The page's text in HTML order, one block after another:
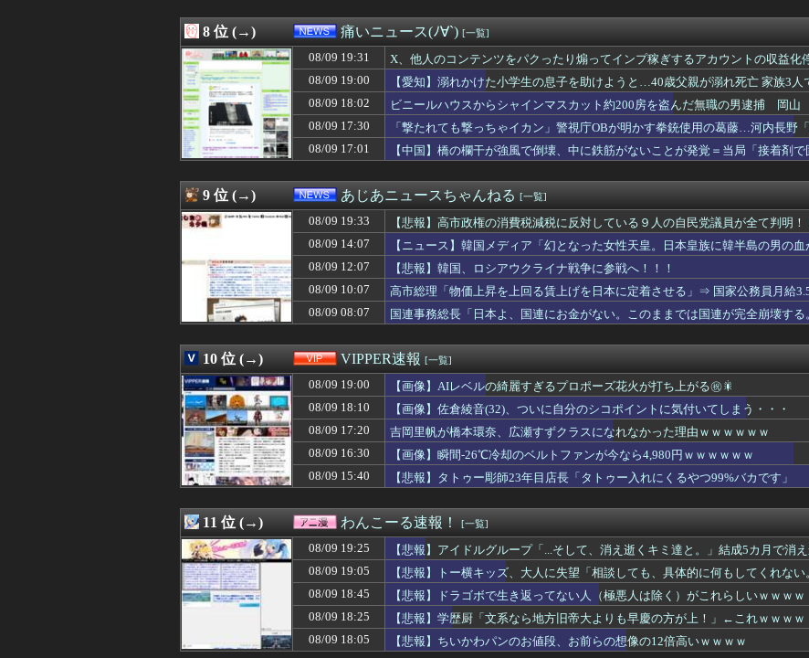
08/09 19:00
アメリカの共和党内でブリトー内戦が勃発ｗｗｗｗｗｗｗ
08/09 19:00
【悲報】日本人、もはや何も欲しがらなくなるｗｗｗｗｗｗｗｗｗｗｗｗｗｗｗｗｗｗ...
08/09 19:00
【朗報】イオンでカップヌ－ドル詰め放題ｗｗｗｗｗｗｗｗｗｗｗｗｗｗｗｗｗｗ
08/09 19:00
【消費税1%になったら】町のお弁当屋さん「申し訳ないがその分商品代を値上げして...
08/09 19:00
【百合】日曜夜のミミ×シーナ画像スレその7
08/09 19:00
『釣りゲー』って本物の釣りより釣れないから面白くないんだよな
08/09 19:00
【画像あり】速水もこみちが新オープンしたカフェ、サンドイッチ1つ「3000円」...
08/09 19:00
【画像】現在の佐藤璃果、大変なことになってるって...
08/09 19:00
旦那の精神が子供に近いことに気づいた。おじゃる丸を見て大爆笑してた
08/09 19:00
【台湾】長崎式典の参加者格下げ 席が「使節団区域外」と抗議 「中国に追従...
08/09 19:00
絵師「このイラストを描く過程をタイムラプスで動画にしました！」→とんでもないも...
08/09 19:00
【画像】キャミイの最新フィギュア(188,000円)、ガチで作り込みがエグすぎ...
【悲報】ファン付き作業着使用男性、熱中症で死亡 スポーツドリンクやゼリー飲料持...
【巨乳画像】日本一告白された黒嵜菜々子、おっぱい水着グラビアがエッチすぎるww...
08/09 18:57
なぜフランス人はこれほど日本が好きなのか？…中国ネット「中国と北朝鮮を除いて日...
08/09 18:57
【朗報】イチローさん、想像の5倍スーパースターだったｗｗｗｗｗｗｗｗｗｗｗｗｗ...
08/09 18:56
世界の繊維印刷・染色用添加剤市場、2032年には60億米ドル規模へ拡大予測 &...
08/09 18:56
株式会社UnReactがShopify向けECアプリ「UR:Compare＆S...
08/09 18:55
所得連動給付、公金受取口座登録者の申請不要…自治体の事務負担軽減へ 法整備検討...
08/09 18:52
【西武対ソフトバンク20回戦】西武の守備…
08/09 18:50
テスラ、26年中に日本の納車拠点を6割増 販売急増による混乱収拾へ
08/09 18:50
自転車屋でボッタクられた
08/09 18:49
【画像】MEGUMI(42)の爆乳、健在だったｗｗｗｗｗｗｗｗｗ
08/09 18:48
【悲報】Steamさん「オススメできません(300時間プレイ済)」←こういうレ...
08/09 18:47
Twitterにいる「サブカルなんでも雑語りおじさん」の正体ｗｗｗｗｗｗｗｗ
08/09 18:45
【画像】咲-Saki-、もうめちゃくちゃ
08/09 18:45
自転車屋でボッタクられた
08/09 18:45
【悲報】ドラゴボで生き返ってない人（極悪人は除く）がこれらしいｗｗｗｗ
08/09 18:43
世帯年収1000万「豊かな暮らしなんかできません！！！」
08/09 18:43
【悲報】ショートスリーパー堀、誹謗中傷を受けて突然泣き出すｗｗｗｗｗｗｗｗ
08/09 18:42
【朗報】X、既存の収益化プログラムを終了 インプレゾンビ死滅か
08/09 18:41
【画像】速水もこみちが新オープンしたカフェ、サンドイッチ1つ3000円wwww...
08/09 18:41
Amazon、楽天で見つけた特価品あれこれ
久しぶりに見た！相変わらず凄い針金アート！！！【乃木坂46】
【男と女】同棲してる彼氏に「生理用品をトイレに置くのやめてほしい。友達が遊びに...
08/09 18:40
【画像】マツダが黒字転換！！CX-5がバカ売れｗｗｗｗｗｗ
8 位 (→) 痛いニュース(ﾉ∀`) [一覧]
08/09 19:31
X、他人のコンテンツをパクったり煽ってインプ稼ぎするアカウントの収益化
08/09 19:00
【愛知】溺れかけた小学生の息子を助けようと…40歳父親が溺れ死亡 家族3
08/09 18:02
ビニールハウスからシャインマスカット約200房を盗んだ無職の男逮捕 岡山
08/09 17:30
「撃たれても撃っちゃイカン」警視庁OBが明かす拳銃使用の葛藤…河内長野
08/09 17:01
【中国】橋の欄干が強風で倒壊、中に鉄筋がないことが発覚＝当局「接着剤で
9 位 (→) あじあニュースちゃんねる [一覧]
08/09 19:33
【悲報】高市政権の消費税減税に反対している９人の自民党議員が全て判明
08/09 14:07
【ニュース】韓国メディア「幻となった女性天皇。日本皇族に韓半島の男の血
08/09 12:07
【悲報】韓国、ロシアウクライナ戦争に参戦へ！！！
08/09 10:07
高市総理「物価上昇を上回る賃上げを日本に定着させる」⇒ 国家公務員月給
08/09 08:07
国連事務総長「日本よ、国連にお金がない。このままでは国連が完全崩壊する
10 位 (→) VIPPER速報 [一覧]
08/09 19:00
【画像】AIレベルの綺麗すぎるプロポーズ花火が打ち上がる㊗🎇
08/09 18:10
【画像】佐倉綾音(32)、ついに自分のシコポイントに気付いてしまう・・・
08/09 17:20
吉岡里帆が橋本環奈、広瀬すずクラスになれなかった理由ｗｗｗｗｗｗ
08/09 16:30
【画像】瞬間-26℃冷却のベルトファンが今なら4,980円ｗｗｗｗｗｗ
08/09 15:40
【悲報】タトゥー彫師23年目店長「タトゥー入れにくるやつ99%バカです」
11 位 (→) わんこーる速報！ [一覧]
08/09 19:25
【悲報】アイドルグループ「...そして、消え逝くキミ達と。」結成5カ月で消
08/09 19:05
【悲報】トー横キッズ、大人に失望「相談しても、具体的に何もしてくれな
08/09 18:45
【悲報】ドラゴボで生き返ってない人（極悪人は除く）がこれらしいｗｗｗｗ
08/09 18:25
【悲報】学歴厨「文系なら地方旧帝大よりも早慶の方が上！」←これｗｗｗｗ
08/09 18:05
【悲報】ちいかわパンのお値段、お前らの想像の12倍高いｗｗｗｗ